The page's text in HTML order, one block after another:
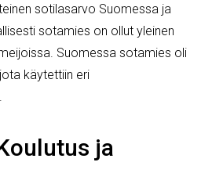
sotilasarvo Suomessa ja
sotamies on ollut yleinen
Suomessa sotamies oli
käytettiin eri
ja